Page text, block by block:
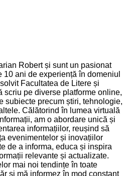
Robert și sunt un pasionat
ani de experiență în domeniul
Facultatea de Litere și
scriu pe diverse platforme online,
subiecte precum știri, tehnologie,
Călătorind în lumea virtuală
am o abordare unică și
informațiilor, reușind să
evenimentelor și inovațiilor
de a informa, educa și inspira
relevante și actualizate.
mai noi tendințe în toate
și mă informez în mod constant